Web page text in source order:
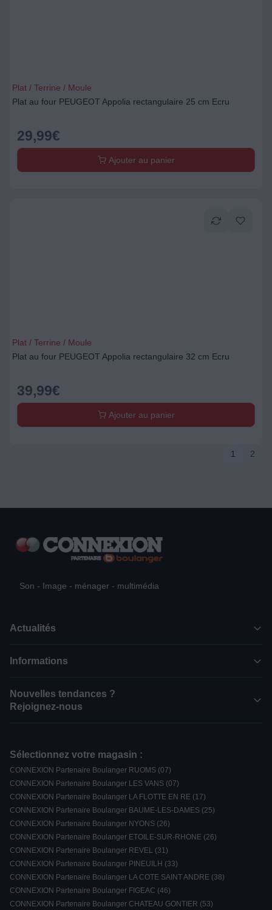
Plat / Terrine / Moule
Plat au four PEUGEOT Appolia rectangulaire 25 cm Ecru
29,99€
Ajouter au panier
Plat / Terrine / Moule
Plat au four PEUGEOT Appolia rectangulaire 32 cm Ecru
39,99€
Ajouter au panier
1 2
Son - Image - ménager - multimédia
Actualités
Informations
Nouvelles tendances ?
Rejoignez-nous
Sélectionnez votre magasin :
CONNEXION Partenaire Boulanger RUOMS (07)
CONNEXION Partenaire Boulanger LES VANS (07)
CONNEXION Partenaire Boulanger LA FLOTTE EN RE (17)
CONNEXION Partenaire Boulanger BAUME-LES-DAMES (25)
CONNEXION Partenaire Boulanger NYONS (26)
CONNEXION Partenaire Boulanger ETOILE-SUR-RHONE (26)
CONNEXION Partenaire Boulanger REVEL (31)
CONNEXION Partenaire Boulanger PINEUILH (33)
CONNEXION Partenaire Boulanger LA COTE SAINT ANDRE (38)
CONNEXION Partenaire Boulanger FIGEAC (46)
CONNEXION Partenaire Boulanger CHATEAU GONTIER (53)